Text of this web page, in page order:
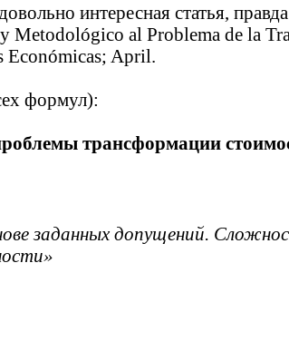
интересная статья,
al Problema de la
Económicas; April.
формул):
трансформации
заданных допущений.